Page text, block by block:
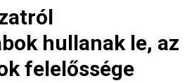
hullanak le, az
felelőssége